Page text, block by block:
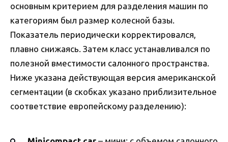
основным критерием для разделения машин по
категориям был размер колесной базы.
Показатель периодически корректировался,
плавно снижаясь. Затем класс устанавливался по
полезной вместимости салонного пространства.
Ниже указана действующая версия американской
сегментации (в скобках указано приблизительное
соответствие европейскому разделению):